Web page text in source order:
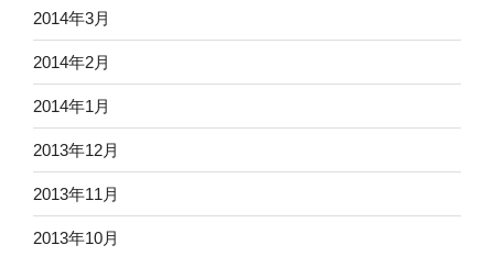
2014年3月
2014年2月
2014年1月
2013年12月
2013年11月
2013年10月